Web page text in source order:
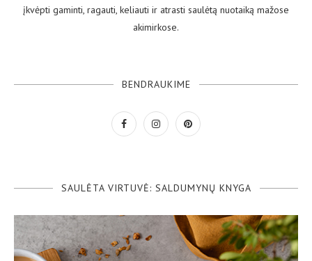
įkvėpti gaminti, ragauti, keliauti ir atrasti saulėtą nuotaiką mažose
akimirkose.
BENDRAUKIME
SAULĖTA VIRTUVĖ: SALDUMYNŲ KNYGA